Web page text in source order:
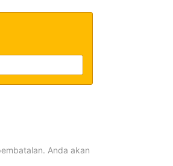
Anda akan